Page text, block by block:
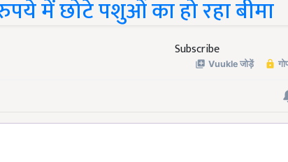
Subscribe
में छोटे पशुओं का हो रहा बीमा